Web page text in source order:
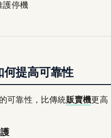
護停機
何提高可靠性
的可靠性，比傳統販賣機更高